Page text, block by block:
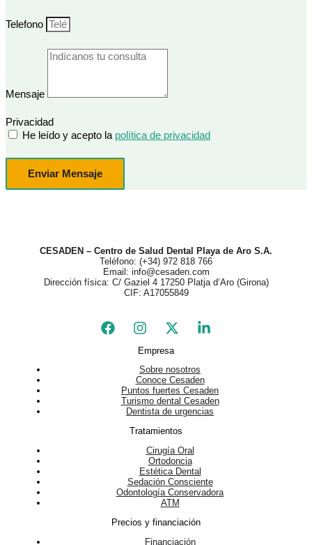
Telefono
Mensaje
Privacidad
He leído y acepto la política de privacidad
Enviar Mensaje
CESADEN – Centro de Salud Dental Playa de Aro S.A.
Teléfono: (+34) 972 818 766
Email: info@cesaden.com
Dirección física: C/ Gaziel 4 17250 Platja d’Aro (Girona)
CIF: A17055849
Empresa
Sobre nosotros
Conoce Cesaden
Puntos fuertes Cesaden
Turismo dental Cesaden
Dentista de urgencias
Tratamientos
Cirugía Oral
Ortodoncia
Estética Dental
Sedación Consciente
Odontología Conservadora
ATM
Precios y financiación
Financiación